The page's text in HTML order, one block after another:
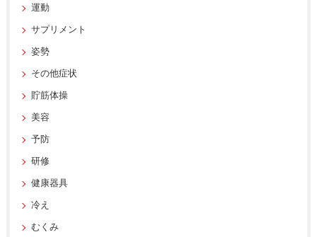
運動
サプリメント
姿勢
その他症状
貯筋体操
美容
予防
研修
健康器具
冷え
むくみ